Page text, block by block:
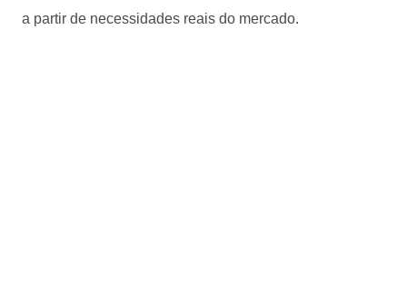
a partir de necessidades reais do mercado.